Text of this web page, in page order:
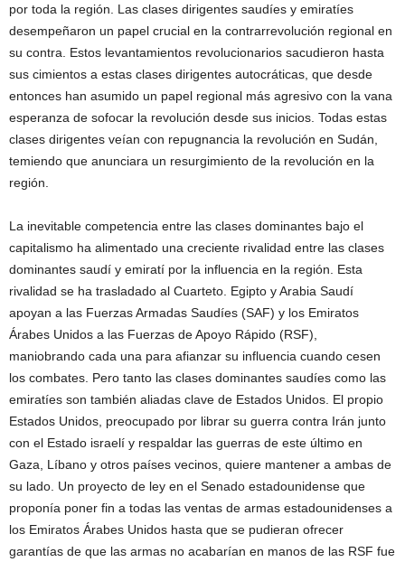
por toda la región. Las clases dirigentes saudíes y emiratíes
desempeñaron un papel crucial en la contrarrevolución regional en
su contra. Estos levantamientos revolucionarios sacudieron hasta
sus cimientos a estas clases dirigentes autocráticas, que desde
entonces han asumido un papel regional más agresivo con la vana
esperanza de sofocar la revolución desde sus inicios. Todas estas
clases dirigentes veían con repugnancia la revolución en Sudán,
temiendo que anunciara un resurgimiento de la revolución en la
región.
La inevitable competencia entre las clases dominantes bajo el
capitalismo ha alimentado una creciente rivalidad entre las clases
dominantes saudí y emiratí por la influencia en la región. Esta
rivalidad se ha trasladado al Cuarteto. Egipto y Arabia Saudí
apoyan a las Fuerzas Armadas Saudíes (SAF) y los Emiratos
Árabes Unidos a las Fuerzas de Apoyo Rápido (RSF),
maniobrando cada una para afianzar su influencia cuando cesen
los combates. Pero tanto las clases dominantes saudíes como las
emiratíes son también aliadas clave de Estados Unidos. El propio
Estados Unidos, preocupado por librar su guerra contra Irán junto
con el Estado israelí y respaldar las guerras de este último en
Gaza, Líbano y otros países vecinos, quiere mantener a ambas de
su lado. Un proyecto de ley en el Senado estadounidense que
proponía poner fin a todas las ventas de armas estadounidenses a
los Emiratos Árabes Unidos hasta que se pudieran ofrecer
garantías de que las armas no acabarían en manos de las RSF fue